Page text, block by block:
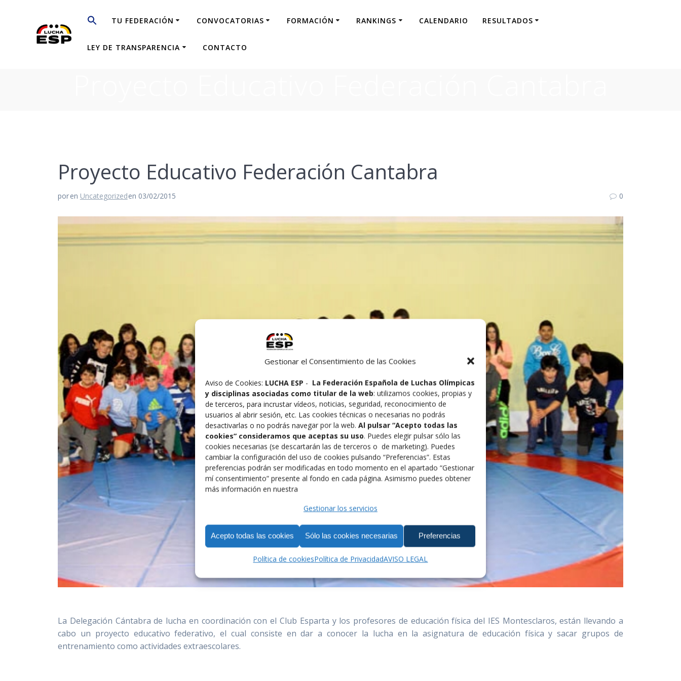
Gestionar el Consentimiento de las Cookies
Aviso de Cookies: LUCHA ESP - La Federación Española de Luchas Olímpicas
y disciplinas asociadas como titular de la web: utilizamos cookies, propias y
de terceros, para incrustar vídeos, noticias, seguridad, reconocimiento de
usuarios al abrir sesión, etc. Las cookies técnicas o necesarias no podrás
desactivarlas o no podrás navegar por la web. Al pulsar “Acepto todas las
cookies” consideramos que aceptas su uso. Puedes elegir pulsar sólo las
cookies necesarias (se descartarán las de terceros o de marketing). Puedes
cambiar la configuración del uso de cookies pulsando “Preferencias”. Estas
preferencias podrán ser modificadas en todo momento en el apartado “Gestionar
mí consentimiento” presente al fondo en cada página. Asimismo puedes obtener
más información en nuestra
Gestionar los servicios
Acepto todas las cookies Sólo las cookies necesarias Preferencias
Política de cookiesPolítica de PrivacidadAVISO LEGAL
contenido
TU FEDERACIÓN CONVOCATORIAS FORMACIÓN RANKINGS CALENDARIO RESULTADOS
LEY DE TRANSPARENCIA CONTACTO
Proyecto Educativo Federación Cantabra
poren Uncategorizeden 03/02/2015 0
La Delegación Cántabra de lucha en coordinación con el Club Esparta y los profesores de educación física del IES Montesclaros, están llevando a
cabo un proyecto educativo federativo, el cual consiste en dar a conocer la lucha en la asignatura de educación física y sacar grupos de
entrenamiento como actividades extraescolares.